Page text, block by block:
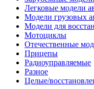
Легковые модели
Модели грузовых
Модели для
Мотоциклы
Отечественные
Прицепы
Радиоуправляемые
Разное
Целые/